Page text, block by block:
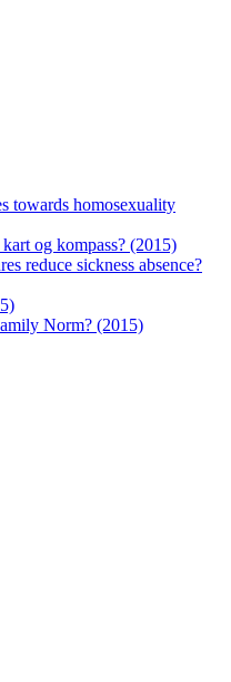
towards homosexuality
og kompass? (2015)
reduce sickness absence?
Norm? (2015)